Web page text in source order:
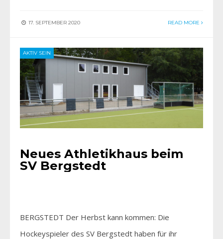
17. SEPTEMBER 2020 READ MORE
AKTIV SEIN
Neues Athletikhaus beim
SV Bergstedt
BERGSTEDT Der Herbst kann kommen: Die
Hockeyspieler des SV Bergstedt haben für ihr